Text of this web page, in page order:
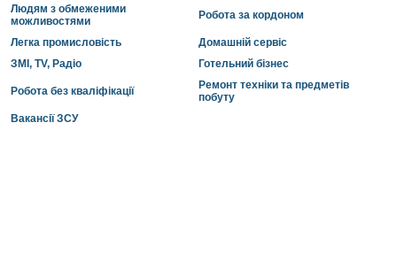
Людям з обмеженими
можливостями
Робота за кордоном
Легка промисловість
Домашній сервіс
ЗМІ, TV, Радіо
Готельний бізнес
Робота без кваліфікації
Ремонт техніки та предметів
побуту
Вакансії ЗСУ